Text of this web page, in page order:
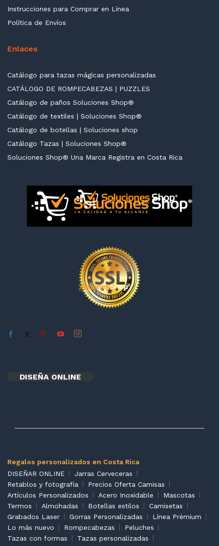
Instrucciones para Comprar en Línea
Política de Envíos
Enlaces
Catálogo para tazas mágicas personalizadas
CATÁLOGO DE ROMPECABEZAS | PUZZLES
Catálogo de paños Soluciones Shop®
Catálogo de textiles | Soluciones Shop®
Catálogo de botellas | Soluciones shop
Catálogo Tazas | Soluciones Shop®
Soluciones Shop® Una Marca Registra en Costa Rica
DISEÑA ONLINE
Regalos personalizados en Costa Rica
DISEÑAR ONLINE
Jarras Cerveceras
Retablos y fotografía
Precios Oferta Camisas
Artículos Personalizados
Acero Inoxidable
Mascotas
Termos
Almohadas Botellas estilos
Camisetas
Grabados Laser
Gorras Personalizadas
Línea Prémium
Lo más nuevo
Rompecabezas
Peluches
Tazas con formas
Tazas personalizadas